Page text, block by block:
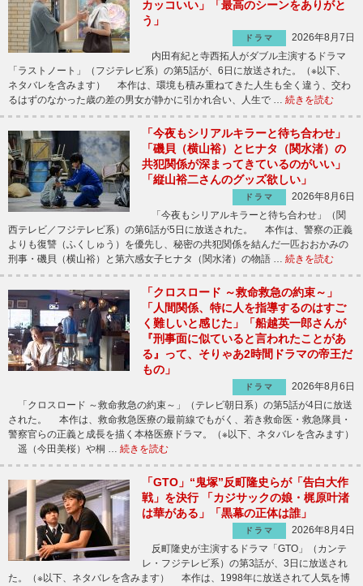
カッコいい」「最高のシーンをありがと
う」
ドラマ
2026年8月7日
内田有紀と寺西拓人がダブル主演するドラマ
「ラストノート」（フジテレビ系）の第5話が、6日に放送された。（※以下、
ネタバレを含みます） 本作は、環境も積み重ねてきた人生も全く違う、交わ
るはずのなかった歳の差の男女が静かに引かれ合い、人生で … 続きを読む
「今夜もシリアルキラーと待ち合わせ」
「磯貝（横山裕）とヒナタ（関水渚）の
共犯関係が深まってきているのがいい」
「縦山裕二さんのグッズ欲しい」
ドラマ
2026年8月6日
「今夜もシリアルキラーと待ち合わせ」（関
西テレビ／フジテレビ系）の第6話が5日に放送された。 本作は、警察の正義
よりも復讐（ふくしゅう）を優先し、秘密の共犯関係を結んだ一匹おおかみの
刑事・磯貝（横山裕）と第六感女子ヒナタ（関水渚）の物語 … 続きを読む
「クロスロード ～救命救急の約束～」
「人間関係、特に人を指導するのはすご
く難しいと感じた」「船越英一郎さんが
『刑事面に似ていると言われたことがあ
る』って、そりゃあ2時間ドラマの帝王だ
もの」
ドラマ
2026年8月6日
「クロスロード ～救命救急の約束～」（テレビ朝日系）の第5話が4日に放送
された。 本作は、救命救急医療の最前線でもがく、若き救命医・救急隊員・
警察官らの正義と成長を描く本格医療ドラマ。（※以下、ネタバレを含みます）
遥（今田美桜）や桐 … 続きを読む
「GTO」“鬼塚”反町隆史らが「告白大作
戦」を決行 「カジサックの娘・梶原叶渚
は華がある」「黒幕の正体は誰」
ドラマ
2026年8月4日
反町隆史が主演するドラマ「GTO」（カンテ
レ・フジテレビ系）の第3話が、3日に放送され
た。（※以下、ネタバレを含みます） 本作は、1998年に放送されて人気を博